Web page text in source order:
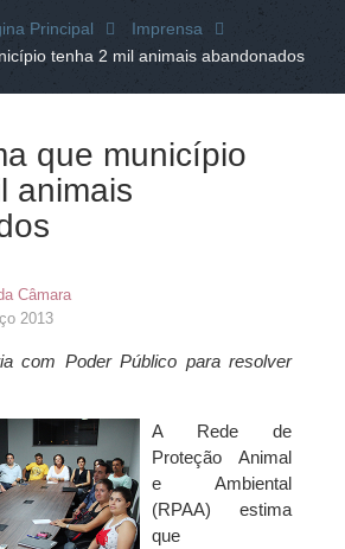
Principal
Imprensa
tenha 2 mil animais abandonados
que município
animais
Câmara
2013
com Poder Público para resolver
A Rede de
Proteção Animal
e Ambiental
(RPAA) estima
que